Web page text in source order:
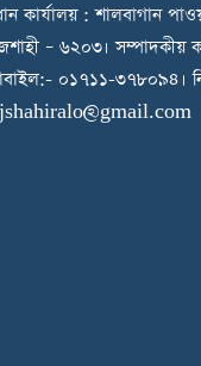
কার্যালয় : শালবাগান
– ৬২০৩।
০১৭১১-৩৭৮০৯৪।